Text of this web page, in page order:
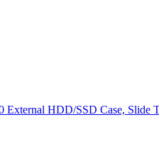
HDD/SSD Case, Slide